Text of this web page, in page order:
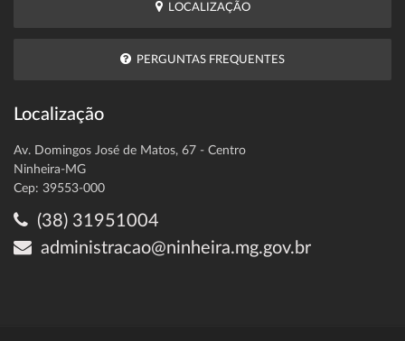
LOCALIZAÇÃO
PERGUNTAS FREQUENTES
Localização
Av. Domingos José de Matos, 67 - Centro
Ninheira-MG
Cep: 39553-000
(38) 31951004
administracao@ninheira.mg.gov.br